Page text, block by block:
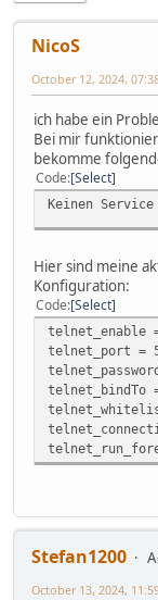
NicoS
October 12, 2024,
ich habe ein
Bei mir
bekomme
Code Select
Keinen
Hier sind meine
Konfiguration:
Code Select
telnet_enable
telnet_port =
telnet_bindTo =
Stefan1200
October 13, 2024,